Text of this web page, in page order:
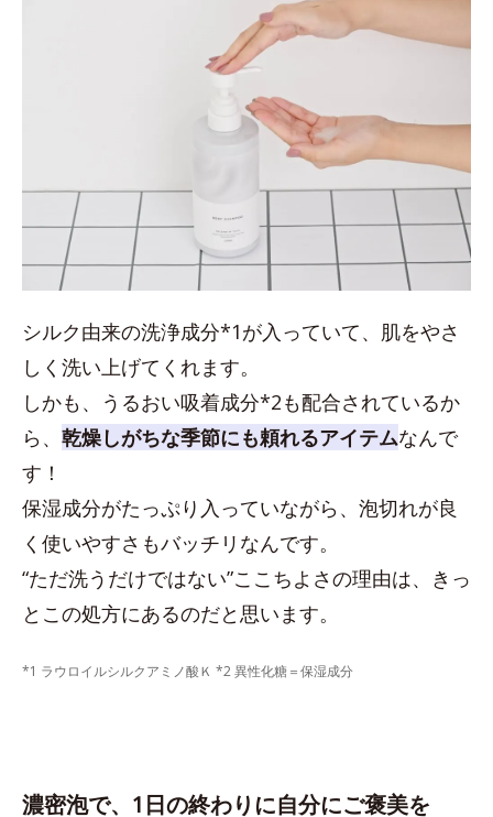
シルク由来の洗浄成分*1が入っていて、肌をやさ
しく洗い上げてくれます。
しかも、うるおい吸着成分*2も配合されているか
ら、 乾燥しがちな季節にも頼れるアイテムなんで
す！
保湿成分がたっぷり入っていながら、泡切れが良
く使いやすさもバッチリなんです。
“ただ洗うだけではない”ここちよさの理由は、きっ
とこの処方にあるのだと思います。
*1 ラウロイルシルクアミノ酸Ｋ *2 異性化糖＝保湿成分
濃密泡で、1日の終わりに自分にご褒美を